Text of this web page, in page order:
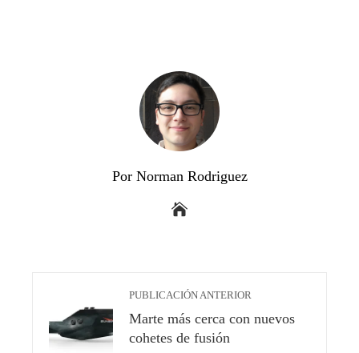
Por Norman Rodriguez
PUBLICACIÓN ANTERIOR
Marte más cerca con nuevos
cohetes de fusión